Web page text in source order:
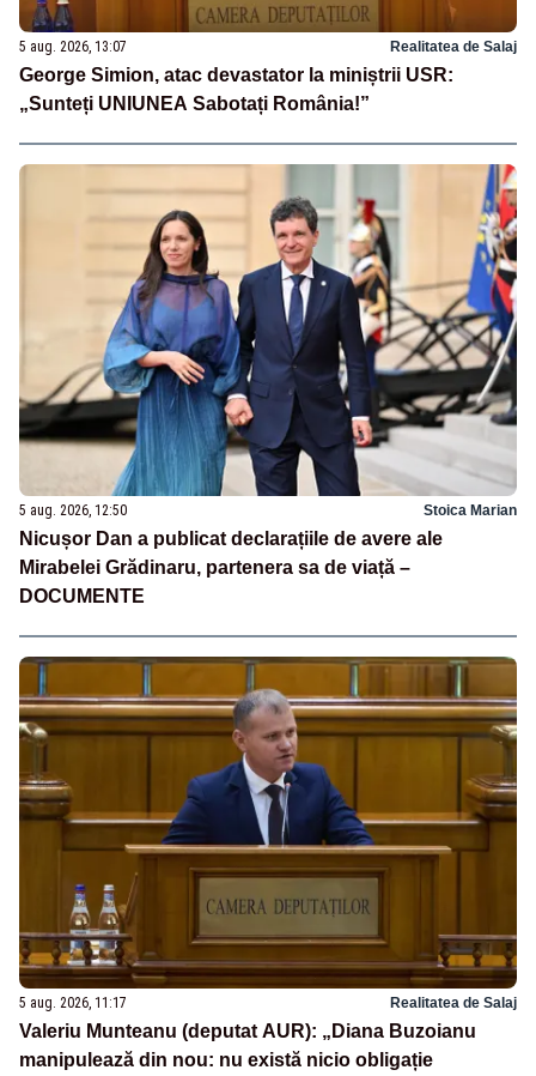
5 aug. 2026, 13:07 Realitatea de Salaj
George Simion, atac devastator la miniștrii USR:
„Sunteți UNIUNEA Sabotați România!”
5 aug. 2026, 12:50 Stoica Marian
Nicușor Dan a publicat declarațiile de avere ale
Mirabelei Grădinaru, partenera sa de viață –
DOCUMENTE
5 aug. 2026, 11:17 Realitatea de Salaj
Valeriu Munteanu (deputat AUR): „Diana Buzoianu
manipulează din nou: nu există nicio obligație